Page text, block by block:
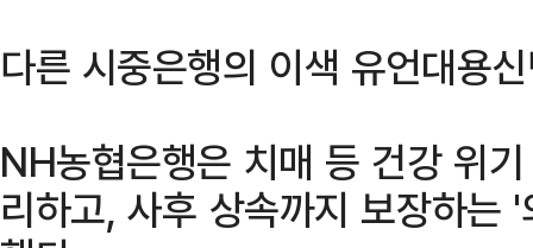
다른 시중은행의 이색 유언대용
NH농협은행은 치매 등 건강 위
리하고, 사후 상속까지 보장하는